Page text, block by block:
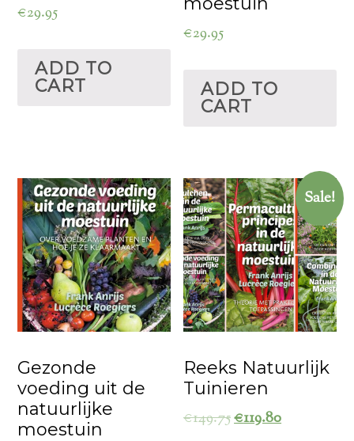
€29.95
ADD TO
CART
€29.95
ADD TO
CART
Gezonde
voeding uit de
natuurlijke
moestuin
Sale!
Reeks Natuurlijk
Tuinieren
€149.75€119.80